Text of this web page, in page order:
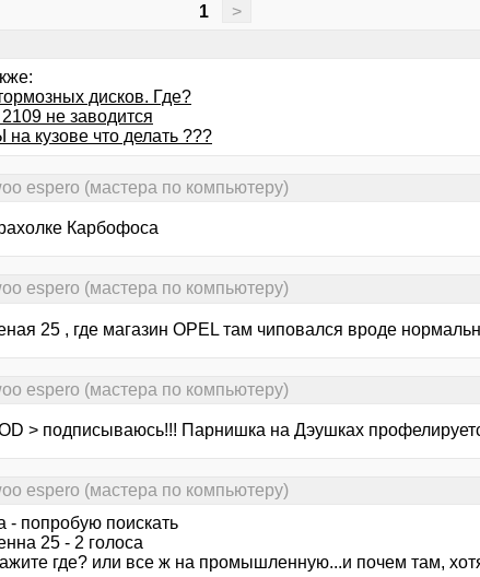
1 >
дисков. Где?
не заводится
кузове что делать ???
espero (мастера по компьютеру)
Карбофоса
espero (мастера по компьютеру)
25 , где магазин ОРЕL там чиповался вроде
espero (мастера по компьютеру)
> подписываюсь!!! Парнишка на Дэушках
espero (мастера по компьютеру)
- попробую поискать
25 - 2 голоса
где? или все ж на промышленную...и почем там,